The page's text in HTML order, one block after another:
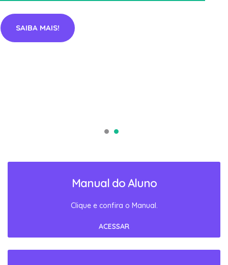
SAIBA MAIS!
Manual do Aluno
Clique e confira o Manual.
ACESSAR